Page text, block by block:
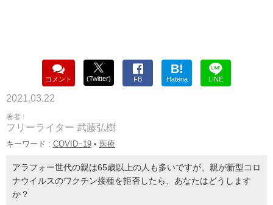
コメント (Twitter) FB
B!
Hatena LINE
2021.03.22
著者 :
フリーライター 武藤弘樹
キーワード : COVID−19 • 医療
アラフォー世代の親は65歳以上の人も多いですが、親が新型コロ
ナウイルスのワクチン接種を拒否したら、あなたはどうします
か？